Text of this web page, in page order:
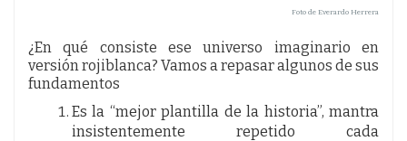
Foto de Everardo Herrera
¿En qué consiste ese universo imaginario en
versión rojiblanca? Vamos a repasar algunos de sus
fundamentos
Es la “mejor plantilla de la historia”, mantra
insistentemente repetido cada